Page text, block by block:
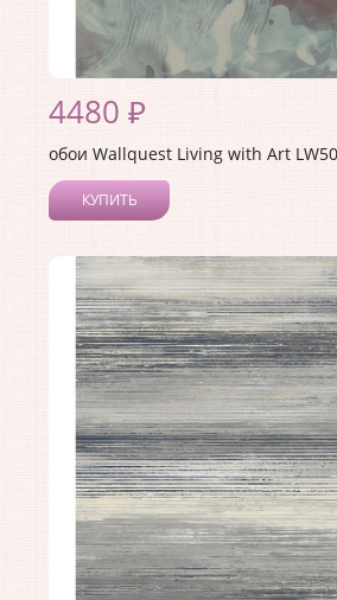
4480 ₽
обои Wallquest Living with Art
КУПИТЬ
Коллекция:Living with Art
Длина рулона:
10
Ширина рулона:0.52
Материал покрытия:Акриловое
Страна:США
Материал основы:Бумага
Раппорт:53